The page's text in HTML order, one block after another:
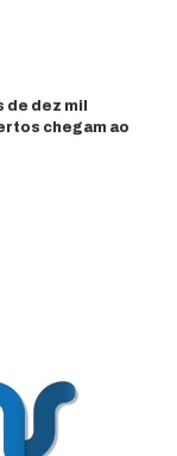
dez mil
chegam ao